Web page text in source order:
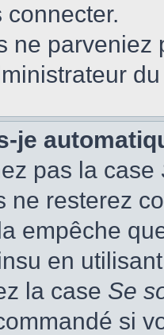
ne
je
pas la case
ne resterez
empêche
en
la case Se
si